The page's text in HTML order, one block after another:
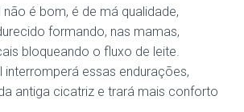
é bom, é de má qualidade,
formando, nas mamas,
bloqueando o fluxo de leite.
interromperá essas endurações,
antiga cicatriz e trará mais conforto